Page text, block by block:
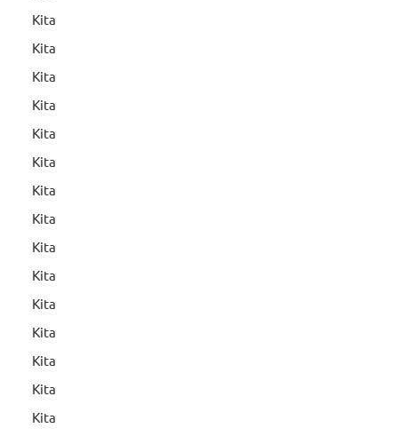
Kita
Kita
Kita
Kita
Kita
Kita
Kita
Kita
Kita
Kita
Kita
Kita
Kita
Kita
Kita